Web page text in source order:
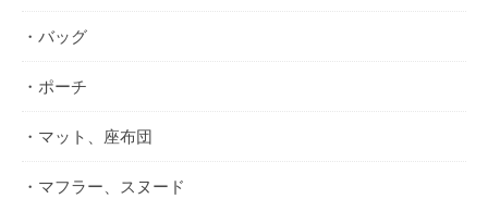
・バッグ
・ポーチ
・マット、座布団
・マフラー、スヌード